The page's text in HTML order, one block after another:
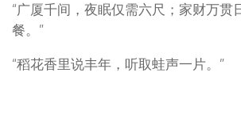
“广厦千间，夜眠仅需六尺；家财万贯
餐。”
“稻花香里说丰年，听取蛙声一片。”